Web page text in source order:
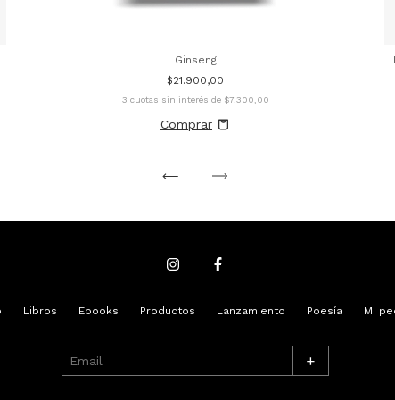
Ginseng
$21.900,00
3 cuotas sin interés de $7.300,00
Libros Ebooks Productos Lanzamiento Poesía Mi
+